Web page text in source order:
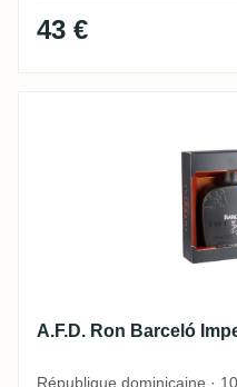
43 €
A.F.D. Ron Barceló
République dominicaine ·